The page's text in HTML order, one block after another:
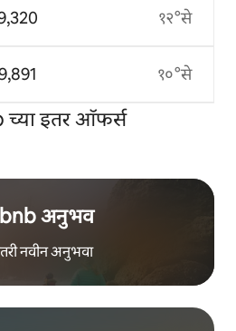
१२°से
१०°से
इतर ऑफर्स
अनुभव
नवीन अनुभवा